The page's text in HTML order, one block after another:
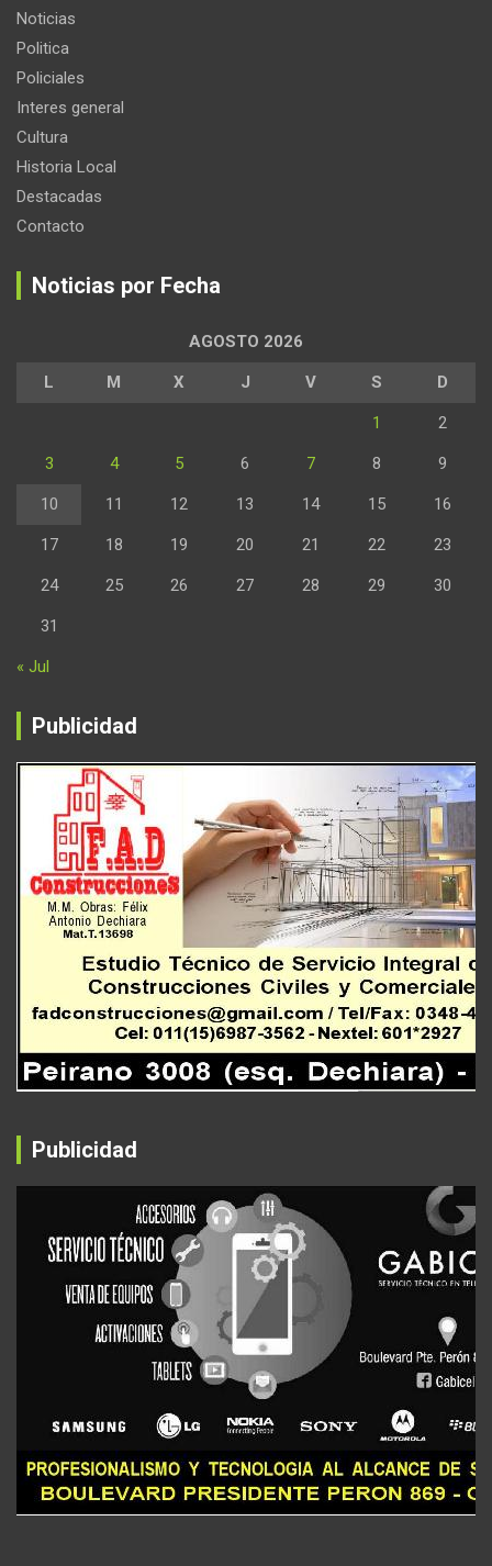
Noticias
Politica
Policiales
Interes general
Cultura
Historia Local
Destacadas
Contacto
Noticias por Fecha
AGOSTO 2026
L M X J V S D
1 2
3 4 5 6 7 8 9
10 11 12 13 14 15 16
17 18 19 20 21 22 23
24 25 26 27 28 29 30
31
« Jul
Publicidad
Publicidad